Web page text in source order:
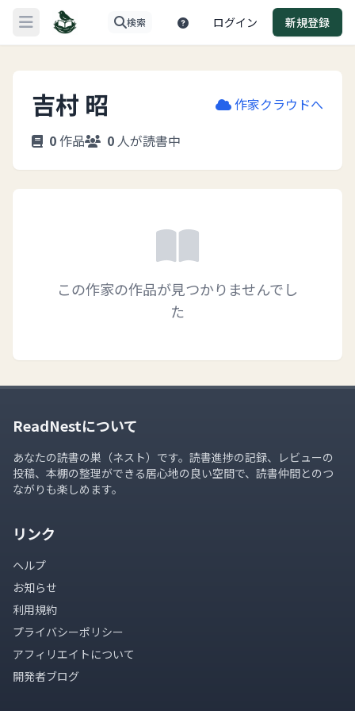
メニューを開く 検索 ログイン 新規登録
吉村 昭
作家クラウドへ
0作品 0 人が読書中
この作家の作品が見つかりませんでし
た
ReadNestについて
あなたの読書の巣（ネスト）です。読書進捗の記録、レビューの
投稿、本棚の整理ができる居心地の良い空間で、読書仲間とのつ
ながりも楽しめます。
リンク
ヘルプ
お知らせ
利用規約
プライバシーポリシー
アフィリエイトについて
開発者ブログ